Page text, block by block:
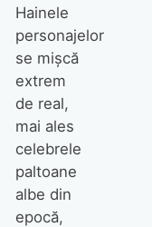
Hainele
personajelor
se mişcă
extrem
de real,
mai ales
celebrele
paltoane
albe din
epocă,